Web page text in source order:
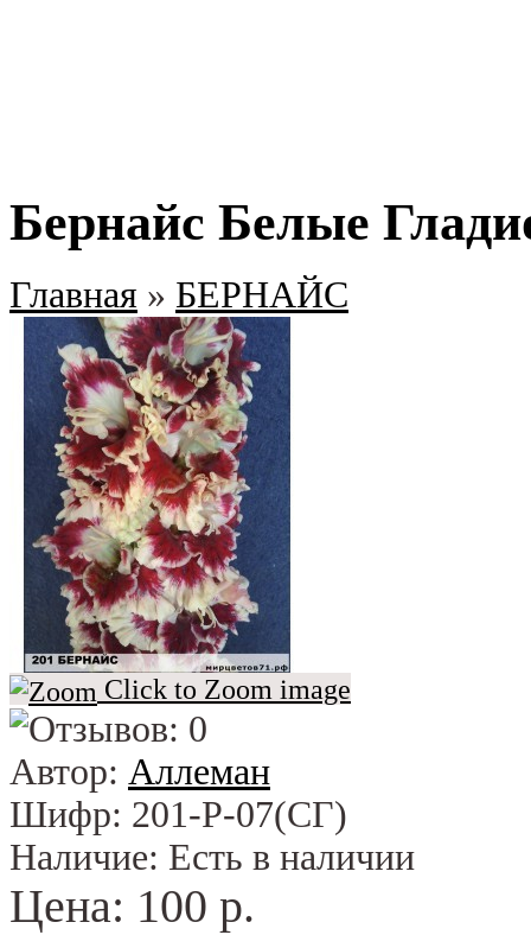
Бернайс Белые
Главная » БЕРНАЙС
Click to Zoom image
Автор: Аллеман
Шифр: 201-Р-07(СГ)
Наличие: Есть в наличии
Цена: 100 р.